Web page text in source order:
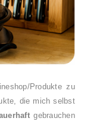
Produkte zu
die mich selbst
gebrauchen